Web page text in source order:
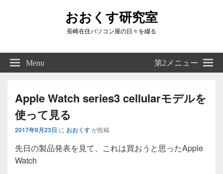
おおくす研究室
長崎在住パソコン屋の日々を綴る
Right
Sidebar
Widget
Menu 第2メニュー
Apple Watch series3 cellularモデルを
使って見る
2017年9月23日 に おおくすが投稿
先日の製品発表を見て、これは買おうと思ったApple
Watch